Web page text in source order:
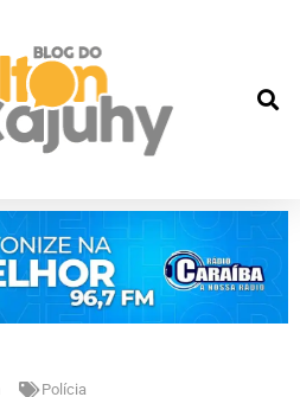
Polícia